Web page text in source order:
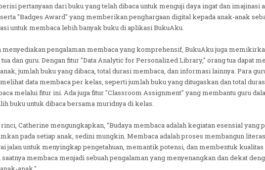
pertanyaan dari buku yang telah dibaca untuk menguji daya ingat dan imajinasi
"Badges Award" yang memberikan penghargaan digital kepada anak-anak
untuk membaca lebih banyak buku di aplikasi BukuAku.
menyediakan pengalaman membaca yang komprehensif, BukuAku juga
dan guru. Dengan fitur "Data Analytic for Personalized Library," orang tua dapat
jumlah buku yang dibaca, total durasi membaca, dan informasi lainnya. Para
data membaca per kelas, seperti jumlah buku yang ditugaskan dan total
melalui fitur ini. Ada juga fitur "Classroom Assignment" yang membantu guru
buku untuk dibaca bersama muridnya di kelas.
Catherine mengungkapkan, "Budaya membaca adalah kegiatan esensial yang
pada setiap anak, sedini mungkin. Membaca adalah proses membangun
jalan untuk menyingkap pengetahuan, memantik potensi, dan membentuk
saatnya membaca menjadi sebuah pengalaman yang menyenangkan dan dekat